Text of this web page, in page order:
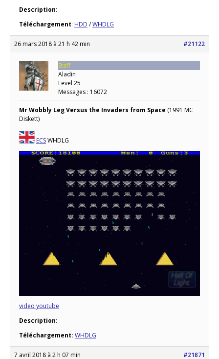
Description:
Téléchargement: HDD /WHDLG
26 mars 2018 à 21 h 42 min #21122
Staff
Aladin
Level 25
Messages : 16072
Mr Wobbly Leg Versus the Invaders from Space (1991 MC
Diskett)
ECSWHDLG
video youtube
Description:
Téléchargement: WHDLG
7 avril 2018 à 2 h 07 min #21871